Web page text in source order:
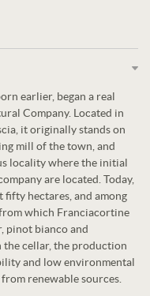
earlier, began a real
Company. Located in
it originally stands on
mill of the town, and
locality where the initial
are located. Today,
fifty hectares, and among
which Franciacortine
pinot bianco and
the cellar, the production
and low environmental
renewable sources.